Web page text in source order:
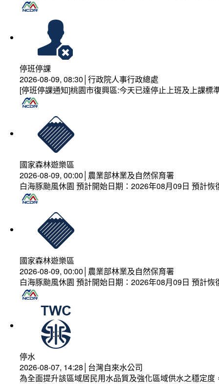
停班停課
2026-08-09, 08:30│行政院人事行政總處
[停班停課通知]桃園市復興區:今天已達停止上班及上課
國家森林遊樂區
2026-08-09, 00:00│農業部林業及自然保育署
白海豚颱風休園 預計開始日期：2026年08月09日 預計
國家森林遊樂區
2026-08-09, 00:00│農業部林業及自然保育署
白海豚颱風休園 預計開始日期：2026年08月09日 預計
停水
2026-08-07, 14:28│台灣自來水公司
為全面提升該區域居民用水品質及強化區域供水之穩定